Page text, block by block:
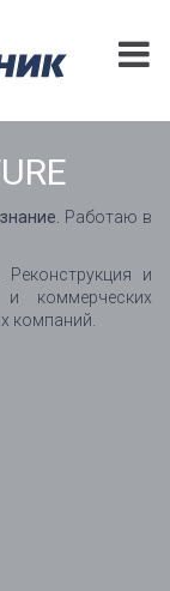
Работаю в
и
коммерческих
компаний.